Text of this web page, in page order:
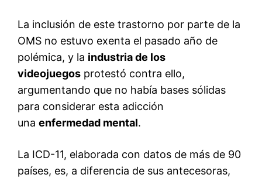
La inclusión de este trastorno por parte de la
OMS no estuvo exenta el pasado año de
polémica, y la industria de los
videojuegos protestó contra ello,
argumentando que no había bases sólidas
para considerar esta adicción
una enfermedad mental.
La ICD-11, elaborada con datos de más de 90
países, es, a diferencia de sus antecesoras,